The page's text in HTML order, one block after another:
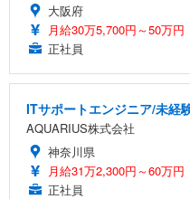
大阪府
月給30万5,700円～50万円
正社員
ITサポートエンジニア/未経
AQUARIUS株式会社
神奈川県
月給31万2,300円～60万円
正社員